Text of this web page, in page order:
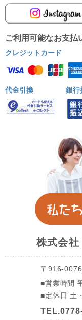
ご利用可能なお支払
クレジットカード
代金引換 銀行
株式会社
〒916-
■営業時間
■定休日 土